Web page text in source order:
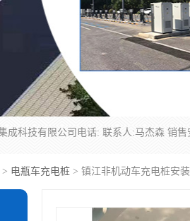
> 电瓶车充电桩 > 镇江非机动车充电桩安